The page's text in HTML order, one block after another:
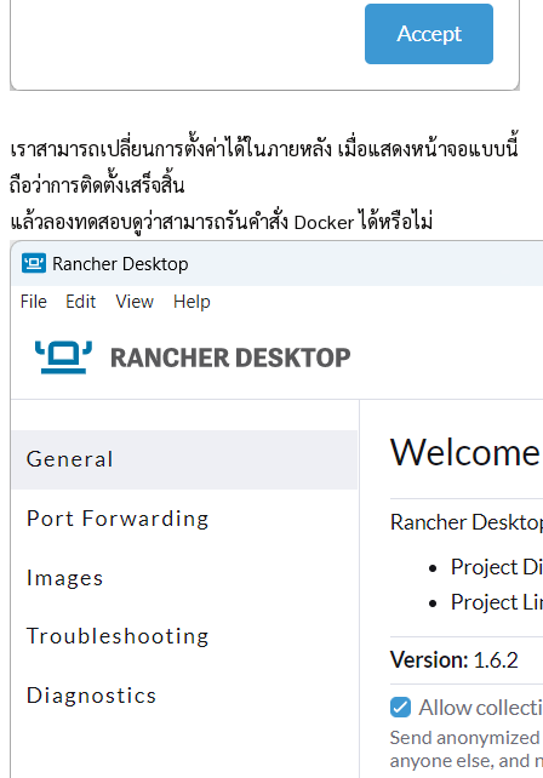
เราสามารถเปลี่ยนการตั้งค่าได้ในภายหลัง เมื่อแสดงหน้าจอแบบนี้
ถือว่าการติดตั้งเสร็จสิ้น
แล้วลองทดสอบดูว่าสามารถรันคำสั่ง Docker ได้หรือไม่